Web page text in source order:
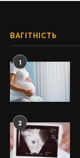
ВАГІТНІСТЬ
1
2